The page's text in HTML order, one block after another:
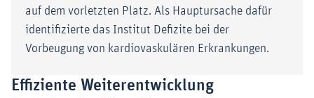
auf dem vorletzten Platz. Als Hauptursache dafür
identifizierte das Institut Defizite bei der
Vorbeugung von kardiovaskulären Erkrankungen.
Effiziente Weiterentwicklung